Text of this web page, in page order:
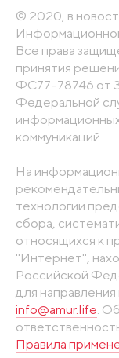
© 2020, в
Все права
принятия
ФС77-78746 от
Федеральной
коммуникаций
На
технологии
сбора,
относящихся к
"Интернет",
Российской
для
info@amur.life.
Правила